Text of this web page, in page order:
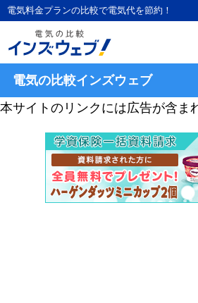
電気料金プランの比較で電気代を節約！
電気の比較インズウェブ
本サイトのリンクには広告が含ま